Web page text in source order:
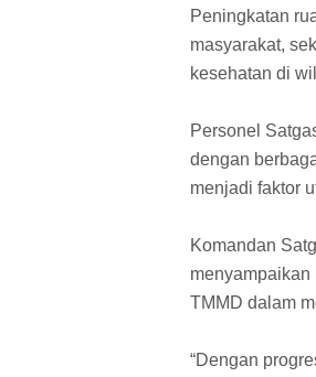
Peningkatan
masyarakat,
kesehatan di
Personel
dengan
menjadi faktor
Komandan
TMMD dalam
“Dengan